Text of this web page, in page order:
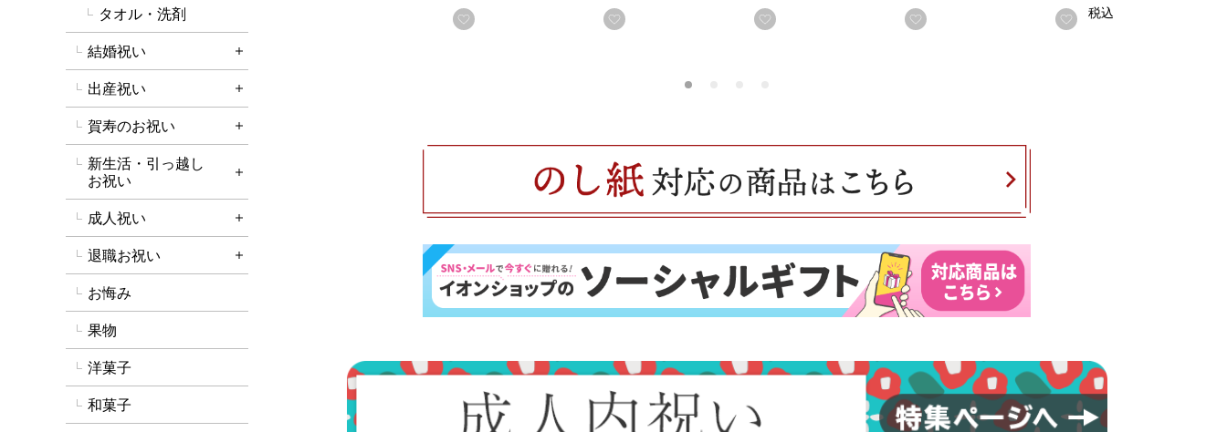
お気に入りに登録する お気に入りに登録する お気に入りに登録する お気に入りに登録する お気に入りに登録する
税込
タオル・洗剤
結婚祝い
詳細を開く
出産祝い
詳細を開く
賀寿のお祝い
詳細を開く
新生活・引っ越し
お祝い
詳細を開く
成人祝い
詳細を開く
退職お祝い
詳細を開く
お悔み
果物
洋菓子
和菓子